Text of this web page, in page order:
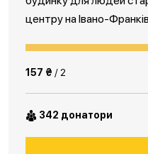
центру на Івано-
157 ₴ / 2
342 донатори